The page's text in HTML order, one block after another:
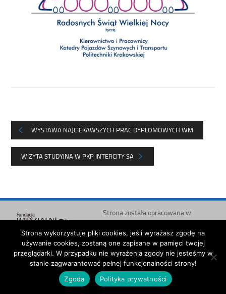
WYSTAWA NAJCIEKAWSZYCH PRAC DYPLOMOWYCH WM
WIZYTA STUDYJNA W PKP INTERCITY SA
Strona została opracowana w
ramach projektu
Polska Akademia Dostępności
realizowanego przezFundację
WidzialniiMinisterstwo
Administracji i Cyfryzacji
Strona wykorzystuje pliki cookies, jeśli wyrażasz zgodę na
używanie cookies, zostaną one zapisane w pamięci twojej
przeglądarki. W przypadku nie wyrażenia zgody nie jesteśmy w
stanie zagwarantować pełnej funkcjonalności strony!
Zgoda
Polityka prywatności